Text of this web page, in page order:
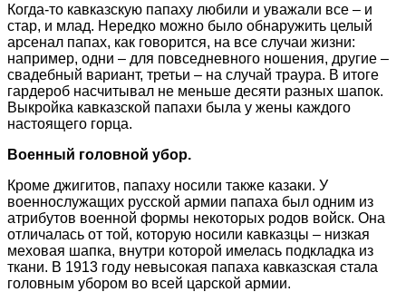
Когда-то кавказскую папаху любили и уважали все – и
стар, и млад. Нередко можно было обнаружить целый
арсенал папах, как говорится, на все случаи жизни:
например, одни – для повседневного ношения, другие –
свадебный вариант, третьи – на случай траура. В итоге
гардероб насчитывал не меньше десяти разных шапок.
Выкройка кавказской папахи была у жены каждого
настоящего горца.
Военный головной убор.
Кроме джигитов, папаху носили также казаки. У
военнослужащих русской армии папаха был одним из
атрибутов военной формы некоторых родов войск. Она
отличалась от той, которую носили кавказцы – низкая
меховая шапка, внутри которой имелась подкладка из
ткани. В 1913 году невысокая папаха кавказская стала
головным убором во всей царской армии.